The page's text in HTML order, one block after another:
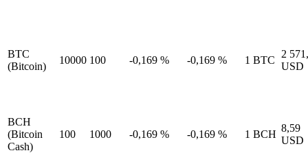
BTC
(Bitcoin)
10000 100 -0,169 % -0,169 % 1 BTC
2
USD
BCH
(Bitcoin
Cash)
100 1000 -0,169 % -0,169 % 1 BCH
8,59
USD